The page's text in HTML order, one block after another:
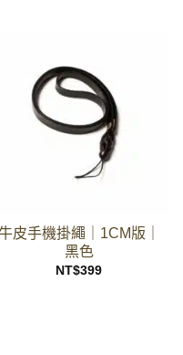
皮手機掛繩｜1CM版｜
黑色
NT$399